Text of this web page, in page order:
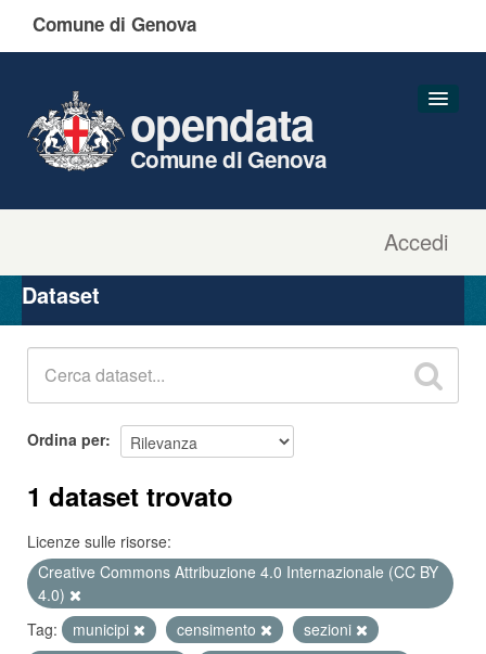
Comune di Genova
Accedi
opendata
Comune di Genova
Organizzazioni
Gruppi
Dataset
Ordina per
1 dataset trovato
Licenze sulle risorse:
Creative Commons Attribuzione 4.0 Internazionale (CC BY
4.0)
Tag:
municipi censimento
sezioni